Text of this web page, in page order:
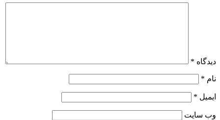
دیدگاه *
نام *
ایمیل *
وب‌ سایت